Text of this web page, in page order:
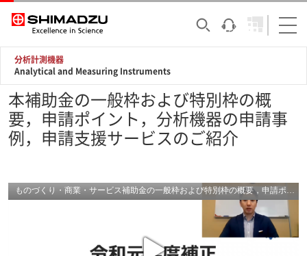
分析計測機器
Analytical and Measuring Instruments
本補助金の一般枠および特別枠の概
要，申請ポイント，分析機器の申請事
例，申請支援サービスのご紹介